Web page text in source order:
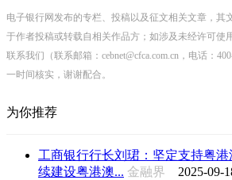
电子银行网发布的专栏、投稿以及征文相关文章，其
于作者投稿或转载自相关作品方；如涉及未经许可使
联系我们（联系邮箱：cebnet@cfca.com.cn，电话：
一时间核实，谢谢配合。
为你推荐
工商银行行长刘珺：坚定支持粤
续建设粤港澳... 金融界 2025-09-